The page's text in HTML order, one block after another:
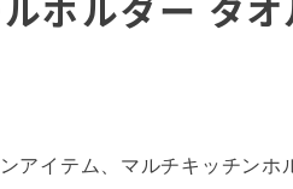
アイテム、マルチキッチンホ